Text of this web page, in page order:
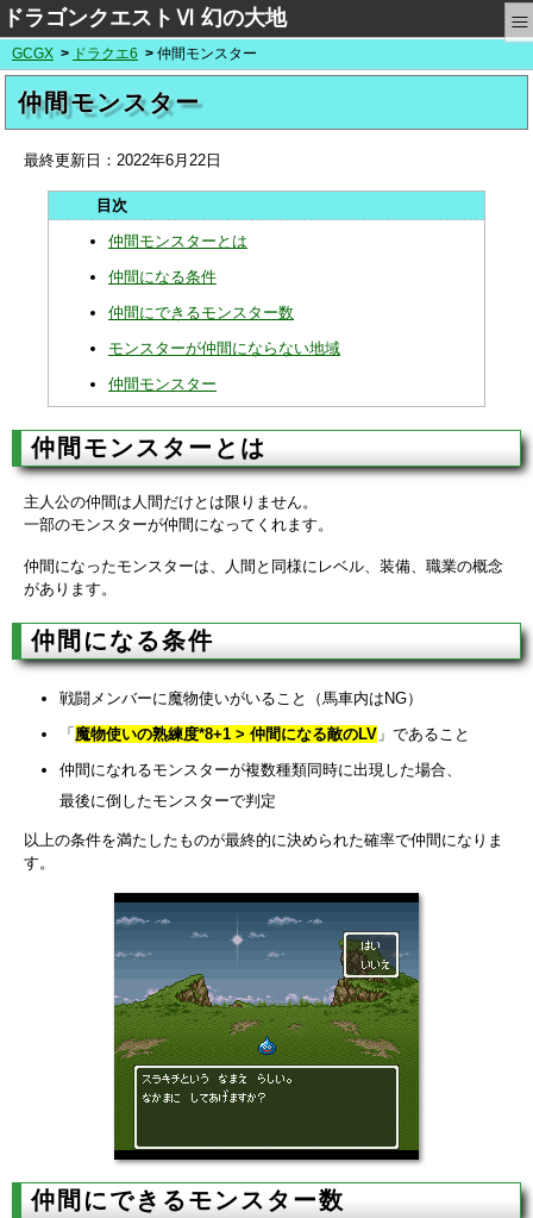
ドラゴンクエストⅥ 幻の大地 ≡
GCGX ドラクエ6 仲間モンスター
仲間モンスター
最終更新日： 2022年6月22日
仲間モンスターとは
仲間になる条件
仲間にできるモンスター数
モンスターが仲間にならない地域
仲間モンスター
仲間モンスターとは
主人公の仲間は人間だけとは限りません。
一部のモンスターが仲間になってくれます。
仲間になったモンスターは、人間と同様にレベル、装備、職業の概念
があります。
仲間になる条件
戦闘メンバーに魔物使いがいること（馬車内はNG）
「 魔物使いの熟練度*8+1 > 仲間になる敵のLV 」であること
仲間になれるモンスターが複数種類同時に出現した場合、
最後に倒したモンスターで判定
以上の条件を満たしたものが最終的に決められた確率で仲間になりま
す。
仲間にできるモンスター数